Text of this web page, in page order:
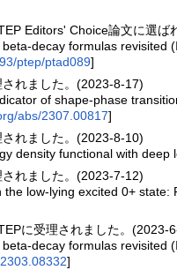
Editors' Choice論文に選ば
decay formulas
ptep/ptad089]
れました。(2023-8-17)
of shape-phase
abs/2307.00817]
れました。(2023-8-10)
density functional with deep
れました。(2023-7-12)
the low-lying excited 0+
に受理されました。(2023-
decay formulas
]